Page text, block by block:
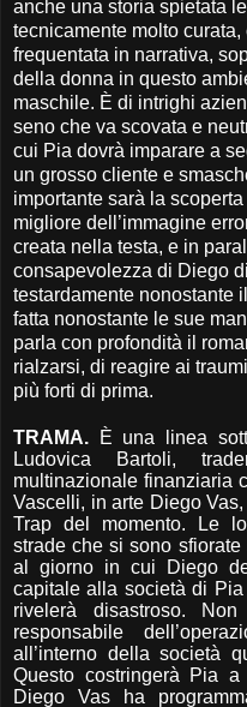
anche una storia spietata
tecnicamente molto
frequentata in narrativa,
della donna in questo
maschile. È di intrighi
seno che va scovata e
cui Pia dovrà imparare a
un grosso cliente e
importante sarà la
migliore dell’immagine
creata nella testa, e in
consapevolezza di Diego
testardamente nonostante
fatta nonostante le sue
parla con profondità il
rialzarsi, di reagire ai
più forti di prima.
TRAMA.
È una linea
Ludovica Bartoli,
multinazionale finanziaria
Vascelli, in arte Diego
Trap del momento. Le
strade che si sono
al giorno in cui Diego
capitale alla società di
rivelerà disastroso.
responsabile
all’interno della società
Questo costringerà Pia
Diego Vas ha